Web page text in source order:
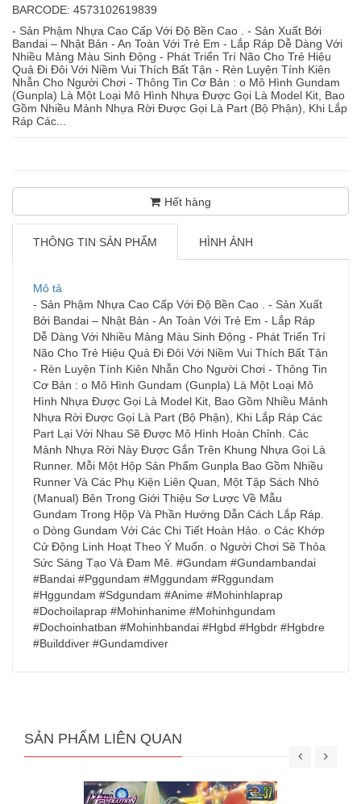
BARCODE: 4573102619839
- Sản Phậm Nhựa Cao Cấp Với Độ Bền Cao . - Sản Xuất Bởi
Bandai – Nhật Bản - An Toàn Với Trẻ Em - Lắp Ráp Dễ Dàng Với
Nhiều Mảng Màu Sinh Động - Phát Triển Trí Não Cho Trẻ Hiệu
Quả Đi Đôi Với Niềm Vui Thích Bất Tận - Rèn Luyện Tính Kiên
Nhẫn Cho Người Chơi - Thông Tin Cơ Bản : o Mô Hình Gundam
(Gunpla) Là Một Loại Mô Hình Nhựa Được Gọi Là Model Kit, Bao
Gồm Nhiều Mảnh Nhựa Rời Được Gọi Là Part (Bộ Phận), Khi Lắp
Ráp Các...
Hết hàng
THÔNG TIN SẢN PHẨM HÌNH ẢNH
Mô tả
- Sản Phậm Nhựa Cao Cấp Với Độ Bền Cao . - Sản Xuất
Bởi Bandai – Nhật Bản - An Toàn Với Trẻ Em - Lắp Ráp
Dễ Dàng Với Nhiều Mảng Màu Sinh Động - Phát Triển Trí
Não Cho Trẻ Hiệu Quả Đi Đôi Với Niềm Vui Thích Bất Tận
- Rèn Luyện Tính Kiên Nhẫn Cho Người Chơi - Thông Tin
Cơ Bản : o Mô Hình Gundam (Gunpla) Là Một Loại Mô
Hình Nhựa Được Gọi Là Model Kit, Bao Gồm Nhiều Mảnh
Nhựa Rời Được Gọi Là Part (Bộ Phận), Khi Lắp Ráp Các
Part Lại Với Nhau Sẽ Được Mô Hình Hoàn Chỉnh. Các
Mảnh Nhựa Rời Này Được Gắn Trên Khung Nhựa Gọi Là
Runner. Mỗi Một Hộp Sản Phẩm Gunpla Bao Gồm Nhiều
Runner Và Các Phụ Kiện Liên Quan, Một Tập Sách Nhỏ
(Manual) Bên Trong Giới Thiệu Sơ Lược Về Mẫu
Gundam Trong Hộp Và Phần Hướng Dẫn Cách Lắp Ráp.
o Dòng Gundam Với Các Chi Tiết Hoàn Hảo. o Các Khớp
Cử Động Linh Hoạt Theo Ý Muốn. o Người Chơi Sẽ Thỏa
Sức Sáng Tạo Và Đam Mê. #Gundam #Gundambandai
#Bandai #Pggundam #Mggundam #Rggundam
#Hggundam #Sdgundam #Anime #Mohinhlaprap
#Dochoilaprap #Mohinhanime #Mohinhgundam
#Dochoinhatban #Mohinhbandai #Hgbd #Hgbdr #Hgbdre
#Builddiver #Gundamdiver
SẢN PHẨM LIÊN QUAN